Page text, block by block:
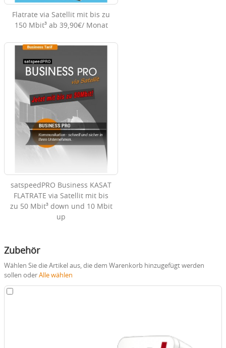
Flatrate via Satellit mit bis zu
150 Mbit³ ab 39,90€/ Monat
satspeedPRO Business KASAT
FLATRATE via Satellit mit bis
zu 50 Mbit³ down und 10 Mbit
up
Zubehör
Wählen Sie die Artikel aus, die dem Warenkorb hinzugefügt werden
sollen oder Alle wählen